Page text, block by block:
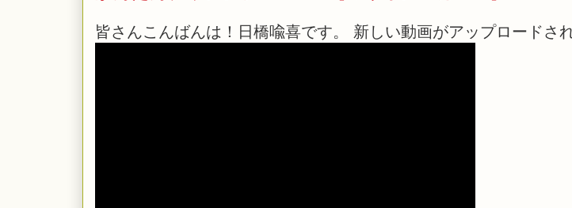
皆さんこんばんは！日橋喩喜です。 新しい動画がアップロードさ